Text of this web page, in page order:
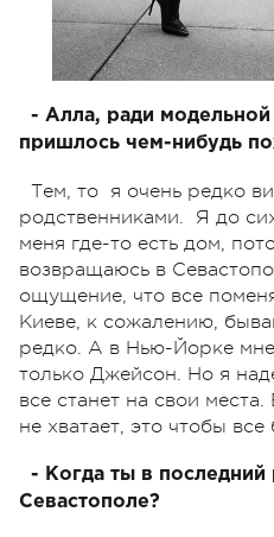
- Алла, ради модельной
пришлось чем-нибудь
Тем, то я очень редко
родственниками. Я до
меня где-то есть дом,
возвращаюсь в
ощущение, что все
Киеве, к сожалению,
редко. А в Нью-Йорке мне
только Джейсон. Но я
все станет на свои
не хватает, это чтобы
- Когда ты в последний
Севастополе?